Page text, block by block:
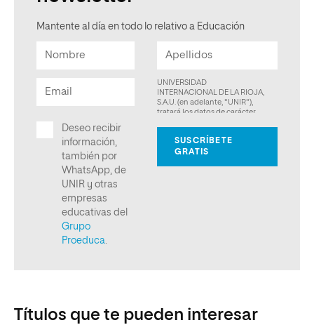
Mantente al día en todo lo relativo a Educación
Títulos que te pueden interesar